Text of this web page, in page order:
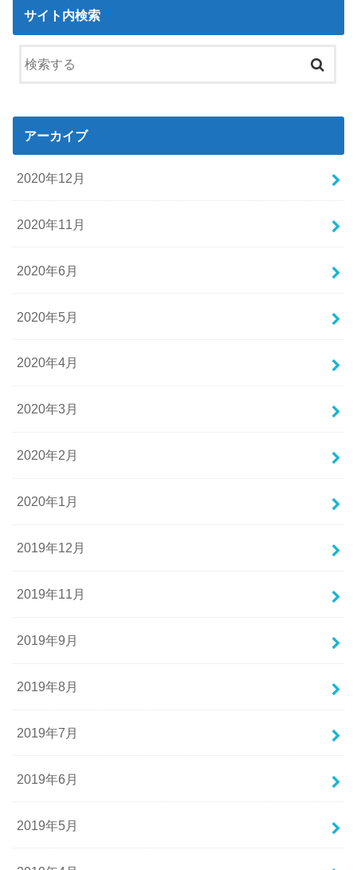
サイト内検索
アーカイブ
2020年12月
2020年11月
2020年6月
2020年5月
2020年4月
2020年3月
2020年2月
2020年1月
2019年12月
2019年11月
2019年9月
2019年8月
2019年7月
2019年6月
2019年5月